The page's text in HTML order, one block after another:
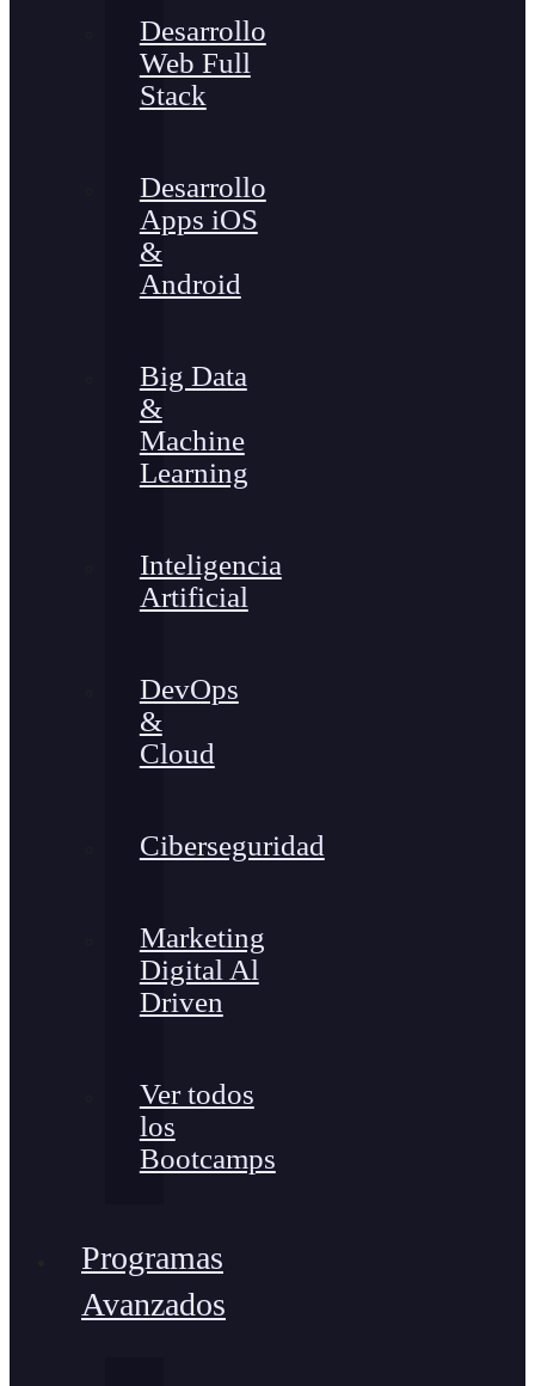
Desarrollo
Web Full
Stack
Desarrollo
Apps iOS
&
Android
Big Data
&
Machine
Learning
Inteligencia
Artificial
DevOps
&
Cloud
Ciberseguridad
Marketing
Digital Al
Driven
Ver todos
los
Bootcamps
Programas
Avanzados